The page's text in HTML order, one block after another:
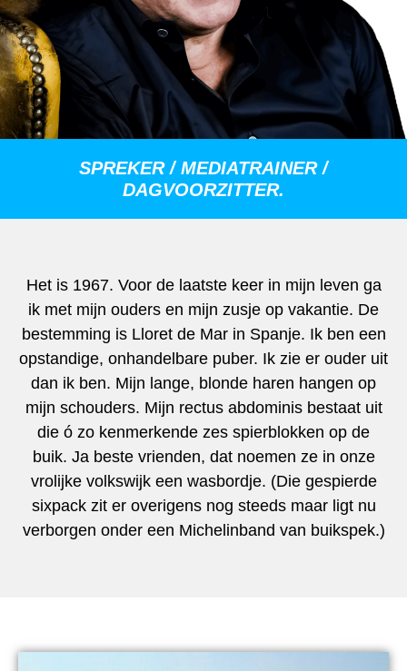
SPREKER / MEDIATRAINER /
DAGVOORZITTER.
Het is 1967. Voor de laatste keer in mijn leven ga
ik met mijn ouders en mijn zusje op vakantie. De
bestemming is Lloret de Mar in Spanje. Ik ben een
opstandige, onhandelbare puber. Ik zie er ouder uit
dan ik ben. Mijn lange, blonde haren hangen op
mijn schouders. Mijn rectus abdominis bestaat uit
die ó zo kenmerkende zes spierblokken op de
buik. Ja beste vrienden, dat noemen ze in onze
vrolijke volkswijk een wasbordje. (Die gespierde
sixpack zit er overigens nog steeds maar ligt nu
verborgen onder een Michelinband van buikspek.)